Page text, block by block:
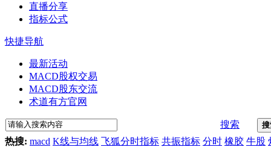
直播分享
指标公式
快捷导航
最新活动
MACD股权交易
MACD股东交流
术道有方官网
搜索
热搜: macd K线与均线 飞狐分时指标 共振指标 分时 橡胶 牛股